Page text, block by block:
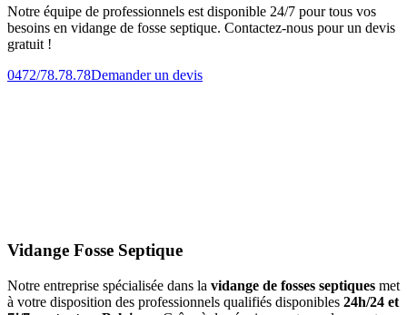
Notre équipe de professionnels est disponible 24/7 pour tous vos
besoins en vidange de fosse septique. Contactez-nous pour un devis
gratuit !
0472/78.78.78Demander un devis
Vidange Fosse Septique
Notre entreprise spécialisée dans la vidange de fosses septiques met
à votre disposition des professionnels qualifiés disponibles 24h/24 et